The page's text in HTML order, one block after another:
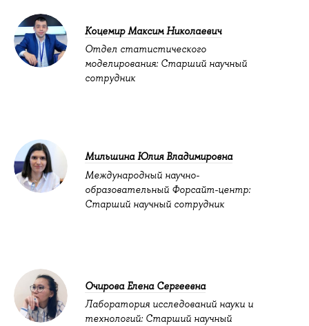
Коцемир Максим Николаевич
Отдел статистического
моделирования: Старший научный
сотрудник
Мильшина Юлия Владимировна
Международный научно-
образовательный Форсайт-центр:
Старший научный сотрудник
Очирова Елена Сергеевна
Лаборатория исследований науки и
технологий: Старший научный